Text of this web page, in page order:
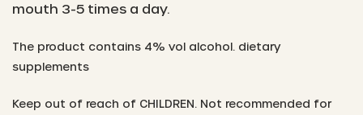
mouth 3-5 times a day.
The product contains 4% vol alcohol. dietary
supplements
Keep out of reach of CHILDREN. Not recommended for